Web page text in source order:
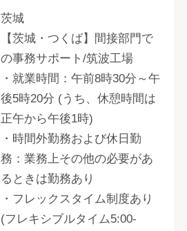
茨城
【茨城・つくば】間接部門で
の事務サポート/筑波工場
・就業時間：午前8時30分～午
後5時20分 (うち、休憩時間は
正午から午後1時)
・時間外勤務および休日勤
務：業務上その他の必要があ
るときは勤務あり
・フレックスタイム制度あり
(フレキシブルタイム5:00-